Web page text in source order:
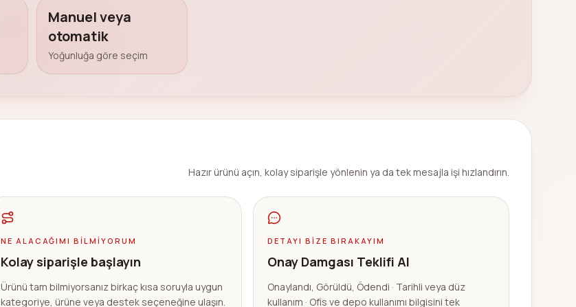
Manuel veya
otomatik
Yoğunluğa göre seçim
Hazır ürünü açın, kolay siparişle yönlenin ya da tek mesajla işi hızlandırın.
NE ALACAĞIMI BILMIYORUM
Kolay siparişle başlayın
Ürünü tam bilmiyorsanız birkaç kısa soruyla uygun
kategoriye, ürüne veya destek seçeneğine ulaşın.
DETAYI BIZE BIRAKAYIM
Onay Damgası Teklifi Al
Onaylandı, Görüldü, Ödendi · Tarihli veya düz
kullanım · Ofis ve depo kullanımı bilgisini tek